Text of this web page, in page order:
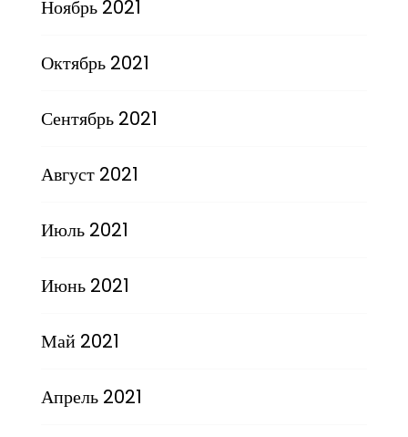
Ноябрь 2021
Октябрь 2021
Сентябрь 2021
Август 2021
Июль 2021
Июнь 2021
Май 2021
Апрель 2021